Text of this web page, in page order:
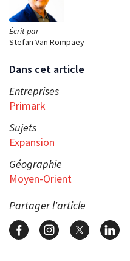
Écrit par
Stefan Van Rompaey
Dans cet article
Entreprises
Primark
Sujets
Expansion
Géographie
Moyen-Orient
Partager l'article